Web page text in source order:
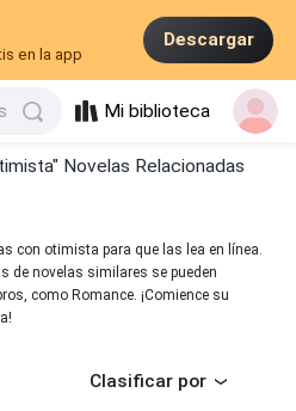
en la app
Descargar
Mi biblioteca
Novelas Relacionadas
con otimista para que las lea en línea.
de novelas similares se pueden
como Romance. ¡Comience su
Clasificar por